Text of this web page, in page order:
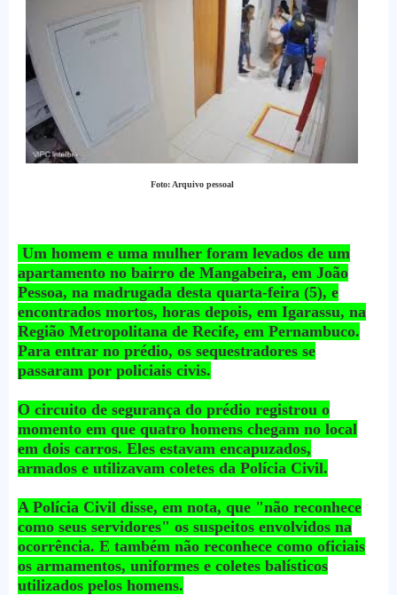
Foto: Arquivo pessoal
Um homem e uma mulher foram levados de um
apartamento no bairro de Mangabeira, em João
Pessoa, na madrugada desta quarta-feira (5), e
encontrados mortos, horas depois, em Igarassu, na
Região Metropolitana de Recife, em Pernambuco.
Para entrar no prédio, os sequestradores se
passaram por policiais civis.
O circuito de segurança do prédio registrou o
momento em que quatro homens chegam no local
em dois carros. Eles estavam encapuzados,
armados e utilizavam coletes da Polícia Civil.
A Polícia Civil disse, em nota, que "não reconhece
como seus servidores" os suspeitos envolvidos na
ocorrência. E também não reconhece como oficiais
os armamentos, uniformes e coletes balísticos
utilizados pelos homens.